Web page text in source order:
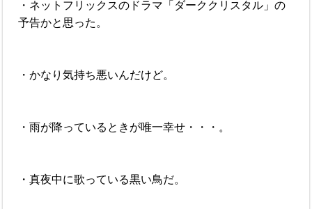
・ネットフリックスのドラマ「ダーククリスタル」の
予告かと思った。
・かなり気持ち悪いんだけど。
・雨が降っているときが唯一幸せ・・・。
・真夜中に歌っている黒い鳥だ。